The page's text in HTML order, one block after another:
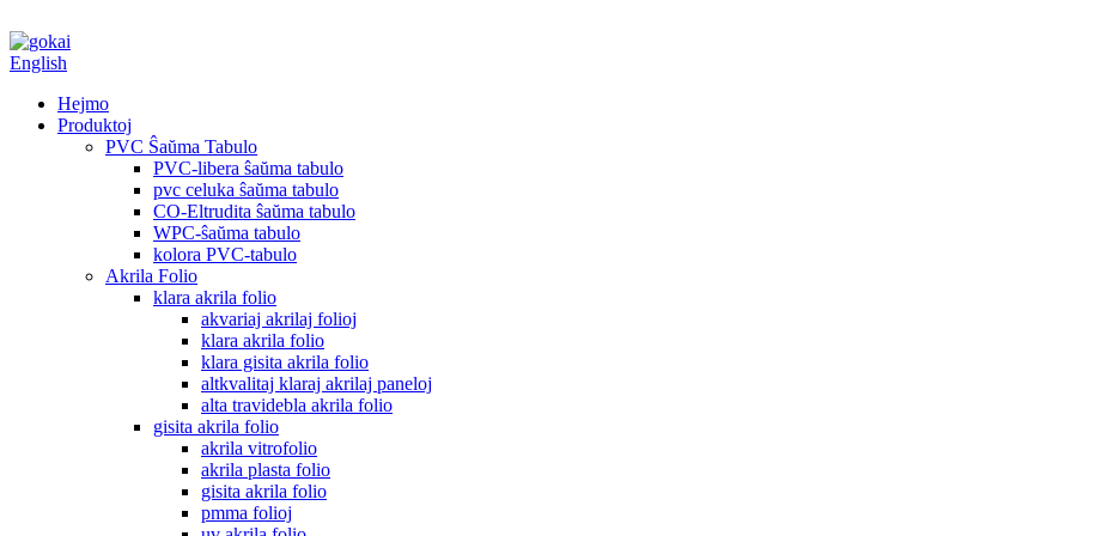
English
Hejmo
Produktoj
PVC Ŝaŭma Tabulo
PVC-libera ŝaŭma tabulo
pvc celuka ŝaŭma tabulo
CO-Eltrudita ŝaŭma tabulo
WPC-ŝaŭma tabulo
kolora PVC-tabulo
Akrila Folio
klara akrila folio
akvariaj akrilaj folioj
klara akrila folio
klara gisita akrila folio
altkvalitaj klaraj akrilaj paneloj
alta travidebla akrila folio
gisita akrila folio
akrila vitrofolio
akrila plasta folio
gisita akrila folio
pmma folioj